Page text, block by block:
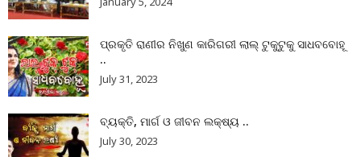
ପ୍ରକୃତି ରାଣୀର ନିଖୁଣ କାରିଗରୀ ଲାଲ୍ ଟୁକୁଟୁକୁ ସାଧବବୋହୂ
..
July 31, 2023
ବ୍ୟକ୍ତି, ମାର୍ଗ ଓ ଜୀବନ ଲକ୍ଷ୍ୟ ..
July 30, 2023